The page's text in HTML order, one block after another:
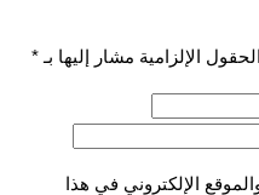
الإلزامية مشار إليها بـ*
الإلكتروني في هذا